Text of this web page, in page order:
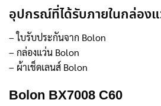
อุปกรณ์ที่ได้รับภายในกล่อง
– ใบรับประกันจาก Bolon
– กล่องแว่น Bolon
– ผ้าเช็ดเลนส์ Bolon
Bolon BX7008 C60